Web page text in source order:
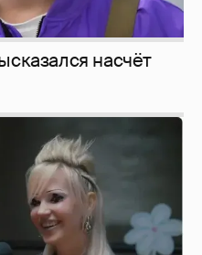
о съёмках для
3